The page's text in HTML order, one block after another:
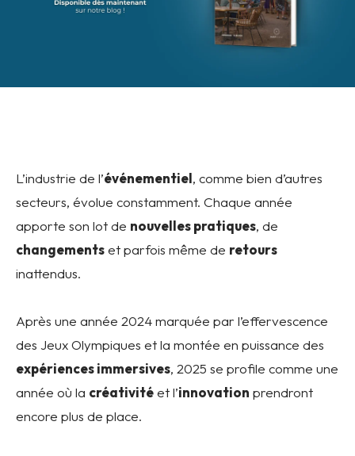
L’industrie de l’événementiel, comme bien d’autres
secteurs, évolue constamment. Chaque année
apporte son lot de nouvelles pratiques, de
changementset parfois même de retours
inattendus.
Après une année 2024 marquée par l’effervescence
des Jeux Olympiques et la montée en puissance des
expériences immersives, 2025 se profile comme une
année où la créativitéet l’innovation prendront
encore plus de place.